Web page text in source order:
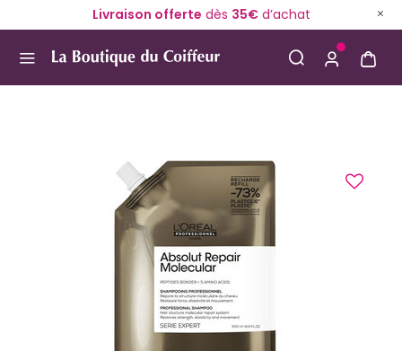
Livraison offerte dès 35€d’achat